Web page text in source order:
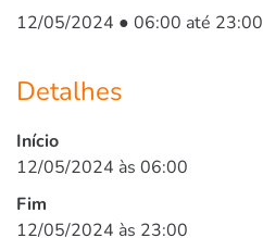
12/05/2024 ● 06:00 até 23:00
Detalhes
Início
12/05/2024 às 06:00
Fim
12/05/2024 às 23:00